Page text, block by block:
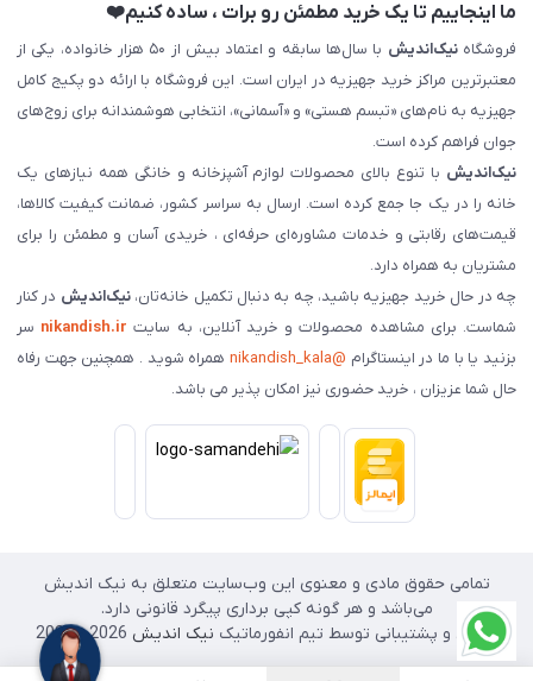
ما اینجاییم تا یک خرید مطمئن رو برات ، ساده کنیم❤️
فروشگاهنیک‌اندیش
با سال‌ها سابقه و اعتماد بیش از ۵۰ هزار خانواده، یکی از
معتبرترین مراکز خرید جهیزیه در ایران است. این فروشگاه با ارائه دو پکیج کامل
جهیزیه به نام‌های «تبسم هستی» و «آسمانی»، انتخابی هوشمندانه برای زوج‌های
جوان فراهم کرده است.
نیک‌اندیش با تنوع بالای محصولات لوازم آشپزخانه و خانگی همه نیازهای یک
خانه را در یک جا جمع کرده است. ارسال به سراسر کشور، ضمانت کیفیت کالاها،
قیمت‌های رقابتی و خدمات مشاوره‌ای حرفه‌ای ، خریدی آسان و مطمئن را برای
مشتریان به همراه دارد.
چه در حال خرید جهیزیه باشید، چه به دنبال تکمیل خانه‌تان،نیک‌اندیش در کنار
شماست. برای مشاهده محصولات و خرید آنلاین، به سایت nikandish.ir سر
بزنید یا با ما در اینستاگرام @nikandish_kala
همراه شوید . همچنین جهت رفاه
حال شما عزیزان ، خرید حضوری نیز امکان پذیر می باشد.
تمامی حقوق مادی و معنوی این وب‌سایت متعلق به نیک اندیش
می‌باشد و هر گونه کپی برداری پیگرد قانونی دارد.
طراحی و پشتیبانی توسط تیم انفورماتیک نیک اندیش 2026 - 2025